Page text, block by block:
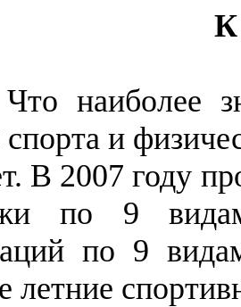
наиболее
спорта и
В 2007 году
по 9
по 9
летние